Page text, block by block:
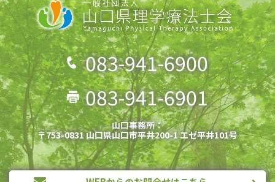
083-941-6900
083-941-6901
山口事務所：
〒753-0831 山口県山口市平井200-1 エゼ平井101号